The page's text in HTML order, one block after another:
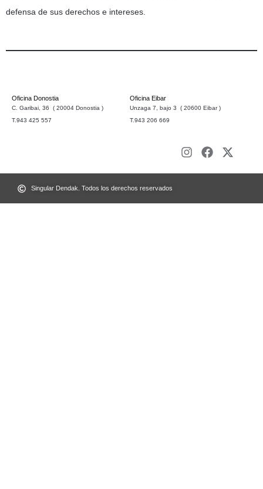
defensa de sus derechos e intereses.
Oficina Donostia
C. Garibai, 36 ( 20004 Donostia )
T.943 425 557
Oficina Eibar
Unzaga 7, bajo 3 ( 20600 Eibar )
T.943 206 669
Singular Dendak. Todos los derechos reservados